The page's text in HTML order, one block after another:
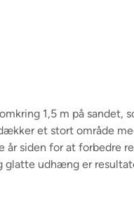
1,5 m på sandet,
et stort område
siden for at forbedre
udhæng er